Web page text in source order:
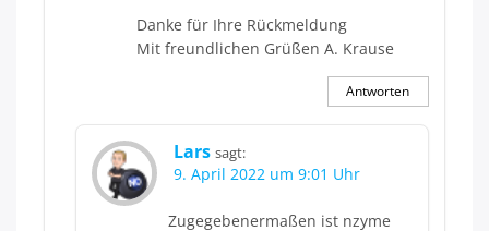
Danke für Ihre Rückmeldung
Mit freundlichen Grüßen A. Krause
Antworten
Lars sagt:
9. April 2022 um 9:01 Uhr
Zugegebenermaßen ist nzyme